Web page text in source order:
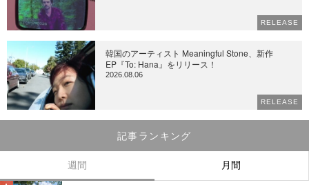
RELEASE
韓国のアーティスト Meaningful Stone、新作
EP『To: Hana』をリリース！
2026.08.06
RELEASE
記事ランキング
週間 月間